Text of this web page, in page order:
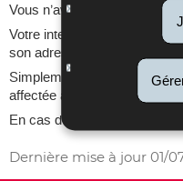
Vous n’avez aucune
Votre interlocuteur reste le
son adresse e-mail aussi.
Simplement, selon le
affectée au bureau Sociétés
En cas de besoin,
Dernière mise à jour 01/